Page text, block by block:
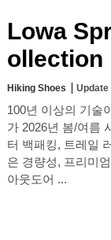
Lowa
ollection
Hiking Shoes Update
100년 이상의 기술
가 2026년 봄/여름
터 백패킹, 트레일
은 경량성, 프리미
아웃도어 ...